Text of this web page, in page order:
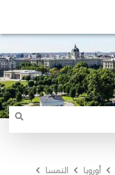
أوروبا
النمسا